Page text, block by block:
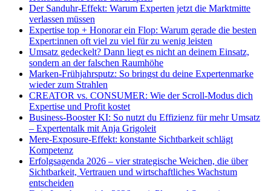
Der Sanduhr-Effekt: Warum Experten jetzt die Marktmitte
verlassen müssen
Expertise top + Honorar ein Flop: Warum gerade die besten
Expert:innen oft viel zu viel für zu wenig leisten
Umsatz gedeckelt? Dann liegt es nicht an deinem Einsatz,
sondern an der falschen Raumhöhe
Marken-Frühjahrsputz: So bringst du deine Expertenmarke
wieder zum Strahlen
CREATOR vs. CONSUMER: Wie der Scroll-Modus dich
Expertise und Profit kostet
Business-Booster KI: So nutzt du Effizienz für mehr Umsatz
– Expertentalk mit Anja Grigoleit
Mere-Exposure-Effekt: konstante Sichtbarkeit schlägt
Kompetenz
Erfolgsagenda 2026 – vier strategische Weichen, die über
Sichtbarkeit, Vertrauen und wirtschaftliches Wachstum
entscheiden